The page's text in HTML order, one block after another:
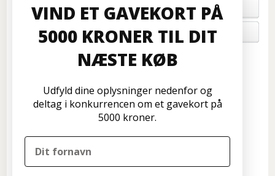
FORTRYD ORDRE
OM OS
Kundeservice
Formervangen 17
2600 Glostrup
Nyhedsbrev
VIND ET GAVEKORT PÅ
5000 KRONER TIL DIT
NÆSTE KØB
Udfyld dine oplysninger nedenfor og
deltag i konkurrencen om et gavekort på
5000 kroner.